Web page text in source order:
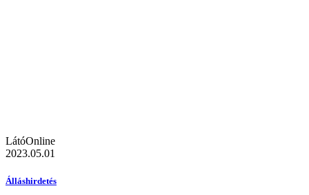
LátóOnline
2023.05.01
Álláshirdetés